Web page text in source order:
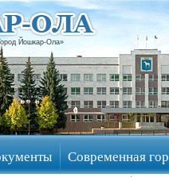
Йошкар-Ола»
Современная